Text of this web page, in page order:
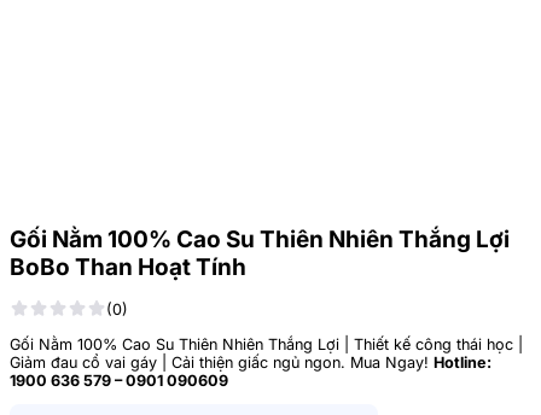
Gối Nằm 100% Cao Su Thiên Nhiên Thắng Lợi
BoBo Than Hoạt Tính
(0)
Gối Nằm 100% Cao Su Thiên Nhiên Thắng Lợi | Thiết kế công thái học |
Giảm đau cổ vai gáy | Cải thiện giấc ngủ ngon. Mua Ngay! Hotline:
1900 636 579 – 0901 090609